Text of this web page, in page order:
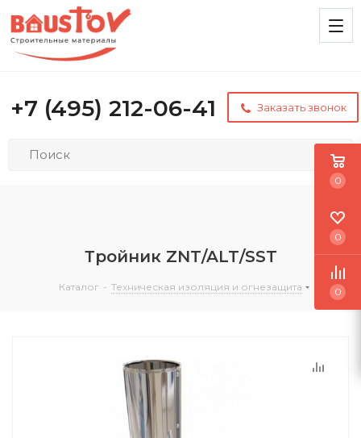
+7 (495) 212-06-41 Заказать звонок
Тройник ZNT/ALT/SST
Каталог - Техническая изоляция и огнезащита
0
0
0